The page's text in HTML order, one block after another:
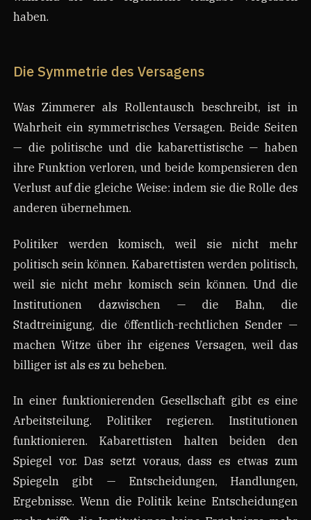
haben.
Die Symmetrie des Versagens
Was Zimmerer als Rollentausch beschreibt, ist in
Wahrheit ein symmetrisches Versagen. Beide Seiten
— die politische und die kabarettistische — haben
ihre Funktion verloren, und beide kompensieren den
Verlust auf die gleiche Weise: indem sie die Rolle des
anderen übernehmen.
Politiker werden komisch, weil sie nicht mehr
politisch sein können. Kabarettisten werden politisch,
weil sie nicht mehr komisch sein können. Und die
Institutionen dazwischen — die Bahn, die
Stadtreinigung, die öffentlich-rechtlichen Sender —
machen Witze über ihr eigenes Versagen, weil das
billiger ist als es zu beheben.
In einer funktionierenden Gesellschaft gibt es eine
Arbeitsteilung. Politiker regieren. Institutionen
funktionieren. Kabarettisten halten beiden den
Spiegel vor. Das setzt voraus, dass es etwas zum
Spiegeln gibt — Entscheidungen, Handlungen,
Ergebnisse. Wenn die Politik keine Entscheidungen